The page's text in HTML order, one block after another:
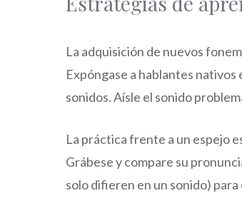
La adquisición de nuevos
Expóngase a hablantes
sonidos. Aísle el sonido
La práctica frente a un espejo
Grábese y compare su
solo difieren en un sonido)